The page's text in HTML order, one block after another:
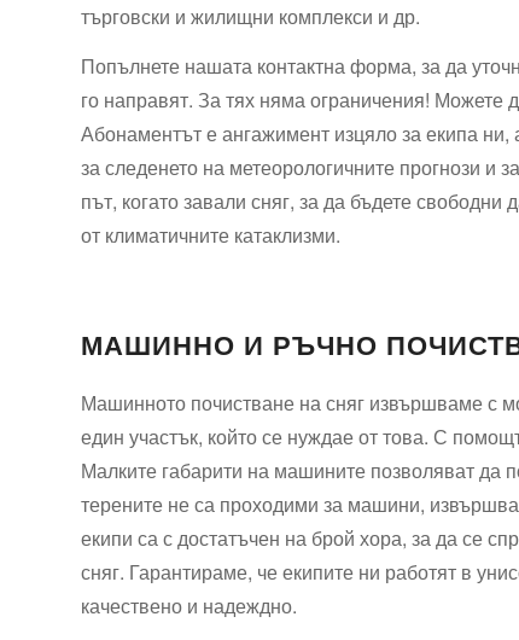
търговски и жилищни комплекси и др.
Попълнете нашата контактна форма, за да
го направят. За тях няма ограничения! Можете
Абонаментът е ангажимент изцяло за екипа
за следенето на метеорологичните прогнози и
път, когато завали сняг, за да бъдете
от климатичните катаклизми.
МАШИННО И РЪЧНО
Машинното почистване на сняг извършваме с
един участък, който се нуждае от това. С
Малките габарити на машините позволяват да
терените не са проходими за машини,
екипи са с достатъчен на брой хора, за да се
сняг. Гарантираме, че екипите ни работят в
качествено и надеждно.